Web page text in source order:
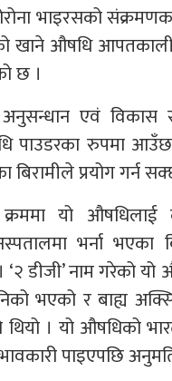
भाइरसको
खाने औषधि
छ ।
अनुसन्धान एवं
पाउडरका रुपमा
बिरामीले प्रयोग गर्न
यो औषधिलाई
भर्ना भएका
‘२ डीजी’ नाम गरेको
भएको र बाह्य
। यो औषधिको
पाइएपछि